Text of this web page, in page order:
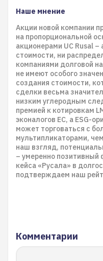
Наше мнение
Акции новой компании
на пропорциональной
акционерами UC Rusal
стоимости, ни
компаниями долговой
не имеют особого
создания стоимости,
сделки весьма
низким углеродным
премией к котировкам
эконалогов ЕС, а ESG-
может торговаться с
мультипликаторами,
наш взгляд,
– умеренно позитивный
кейса «Русала» в
подтверждаем наш
Комментарии